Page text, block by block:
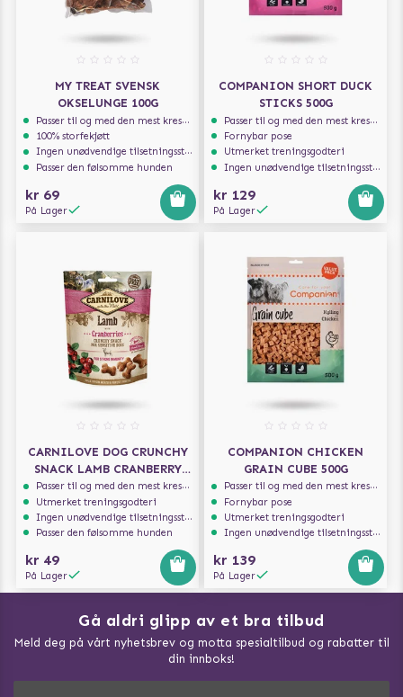
MY TREAT SVENSK
OKSELUNGE 100G
Passer til og med den mest kresne hunden
100% storfekjøtt
Ingen unødvendige tilsetningsstoffer
Passer den følsomme hunden
kr 69
På Lager
COMPANION SHORT DUCK
STICKS 500G
Passer til og med den mest kresne hunden
Fornybar pose
Utmerket treningsgodteri
Ingen unødvendige tilsetningsstoffer
kr 129
På Lager
CARNILOVE DOG CRUNCHY
SNACK LAMB CRANBERRY
200G
Passer til og med den mest kresne hunden
Utmerket treningsgodteri
Ingen unødvendige tilsetningsstoffer
Passer den følsomme hunden
kr 49
På Lager
COMPANION CHICKEN
GRAIN CUBE 500G
Passer til og med den mest kresne hunden
Fornybar pose
Utmerket treningsgodteri
Ingen unødvendige tilsetningsstoffer
kr 139
På Lager
Gå aldri glipp av et bra tilbud
Meld deg på vårt nyhetsbrev og motta spesialtilbud og rabatter til
din innboks!